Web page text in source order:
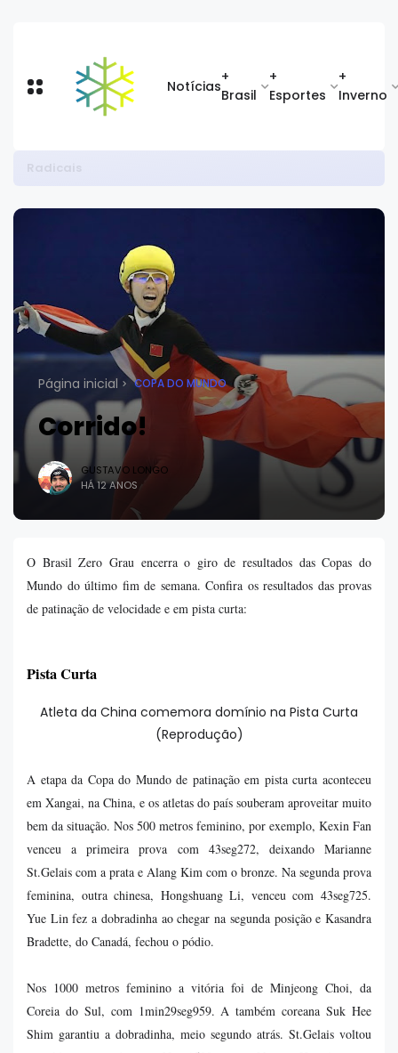
Notícias
+
Brasil
+
Esportes
+
Inverno
Página inicial COPA DO MUNDO
Corrido!
GUSTAVO LONGO
HÁ 12 ANOS
O Brasil Zero Grau encerra o giro de resultados das Copas do
Mundo do último fim de semana. Confira os resultados das provas
de patinação de velocidade e em pista curta:
Pista Curta
Atleta da China comemora domínio na Pista Curta
(Reprodução)
A etapa da Copa do Mundo de patinação em pista curta aconteceu
em Xangai, na China, e os atletas do país souberam aproveitar muito
bem da situação. Nos 500 metros feminino, por exemplo, Kexin Fan
venceu a primeira prova com 43seg272, deixando Marianne
St.Gelais com a prata e Alang Kim com o bronze. Na segunda prova
feminina, outra chinesa, Hongshuang Li, venceu com 43seg725.
Yue Lin fez a dobradinha ao chegar na segunda posição e Kasandra
Bradette, do Canadá, fechou o pódio.
Nos 1000 metros feminino a vitória foi de Minjeong Choi, da
Coreia do Sul, com 1min29seg959. A também coreana Suk Hee
Shim garantiu a dobradinha, meio segundo atrás. St.Gelais voltou